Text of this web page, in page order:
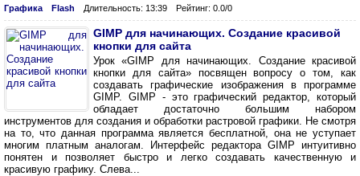
Графика Flash Длительность: 13:39 Рейтинг: 0.0/0
GIMP для начинающих. Создание красивой
кнопки для сайта
Урок «GIMP для начинающих. Создание красивой
кнопки для сайта» посвящен вопросу о том, как
создавать графические изображения в программе
GIMP. GIMP - это графический редактор, который
обладает достаточно большим набором
инструментов для создания и обработки растровой графики. Не смотря
на то, что данная программа является бесплатной, она не уступает
многим платным аналогам. Интерфейс редактора GIMP интуитивно
понятен и позволяет быстро и легко создавать качественную и
красивую графику. Слева...